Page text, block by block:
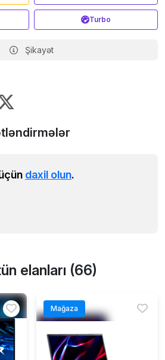
Turbo
Şikayət
daxil olun.
elanları (66)
Mağaza